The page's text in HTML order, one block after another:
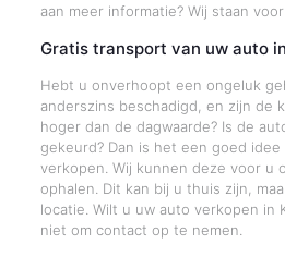
aan meer informatie? Wij staan voor
Gratis transport van uw auto
Hebt u onverhoopt een ongeluk
anderszins beschadigd, en zijn de
hoger dan de dagwaarde? Is de
gekeurd? Dan is het een goed
verkopen. Wij kunnen deze voor u
ophalen. Dit kan bij u thuis zijn,
locatie. Wilt u uw auto verkopen in
niet om contact op te nemen.